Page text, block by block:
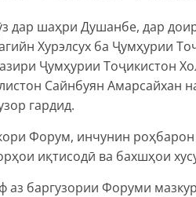
дар шаҳри Душанбе, дар
Хурэлсух ба Ҷумҳурии
Ҷумҳурии Тоҷикистон
Сайнбуян Амарсайхан
гардид.
Форум, инчунин роҳбарон
иқтисодӣ ва бахшҳои
аз баргузории Форуми